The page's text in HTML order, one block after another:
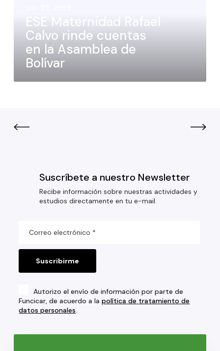
ESE Maternidad Rafael
Calvo rinde cuentas
en la Asamblea de
Bolívar
Suscríbete a nuestro Newsletter
Recibe información sobre nuestras actividades y
estudios directamente en tu e-mail.
Autorizo el envío de información por parte de
Funcicar, de acuerdo a lapolítica de tratamiento de
datos personales.